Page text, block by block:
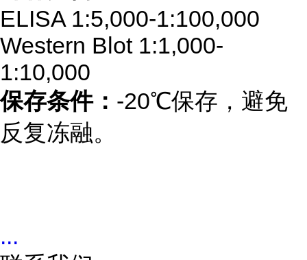
ELISA 1:5,000-1:100,000
Western Blot 1:1,000-
1:10,000
保存条件： -20℃保存，避免
反复冻融。
...